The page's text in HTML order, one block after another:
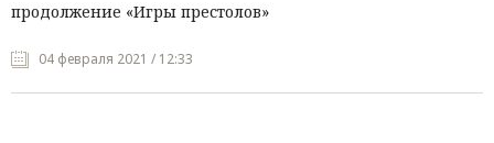
продолжение «Игры престолов»
04 февраля 2021 / 12:33